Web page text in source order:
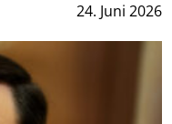
24. Juni 2026